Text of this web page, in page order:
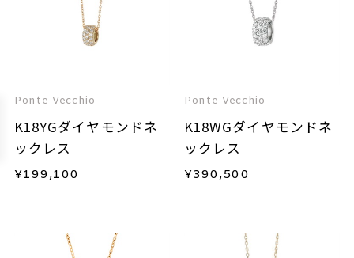
Ponte Vecchio
K18YGダイヤモンドネ
ックレス
¥199,100
Ponte Vecchio
K18WGダイヤモンドネ
ックレス
¥390,500